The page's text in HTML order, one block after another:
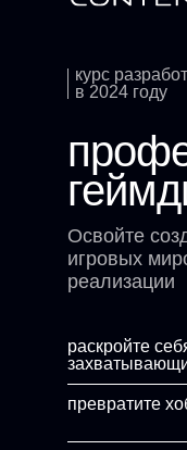
Освойте
игровых
реализации
раскройте
превратите
курс
в 2024 году